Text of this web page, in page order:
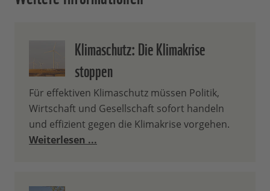
Klimaschutz: Die Klimakrise
stoppen
Für effektiven Klimaschutz müssen Politik,
Wirtschaft und Gesellschaft sofort handeln
und effizient gegen die Klimakrise vorgehen.
Weiterlesen ...